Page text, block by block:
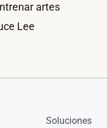
artes
Lee
Soluciones